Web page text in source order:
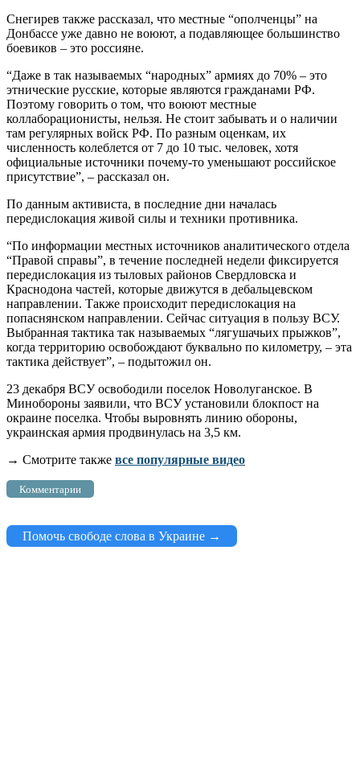
Снегирев также рассказал, что местные “ополченцы” на
Донбассе уже давно не воюют, а подавляющее большинство
боевиков – это россияне.
“Даже в так называемых “народных” армиях до 70% – это
этнические русские, которые являются гражданами РФ.
Поэтому говорить о том, что воюют местные
коллаборационисты, нельзя. Не стоит забывать и о наличии
там регулярных войск РФ. По разным оценкам, их
численность колеблется от 7 до 10 тыс. человек, хотя
официальные источники почему-то уменьшают российское
присутствие”, – рассказал он.
По данным активиста, в последние дни началась
передислокация живой силы и техники противника.
“По информации местных источников аналитического отдела
“Правой справы”, в течение последней недели фиксируется
передислокация из тыловых районов Свердловска и
Краснодона частей, которые движутся в дебальцевском
направлении. Также происходит передислокация на
попаснянском направлении. Сейчас ситуация в пользу ВСУ.
Выбранная тактика так называемых “лягушачьих прыжков”,
когда территорию освобождают буквально по километру, – эта
тактика действует”, – подытожил он.
23 декабря ВСУ освободили поселок Новолуганское. В
Минобороны заявили, что ВСУ установили блокпост на
окраине поселка. Чтобы выровнять линию обороны,
украинская армия продвинулась на 3,5 км.
→ Смотрите также все популярные видео
Комментарии
Помочь свободе слова в Украине →